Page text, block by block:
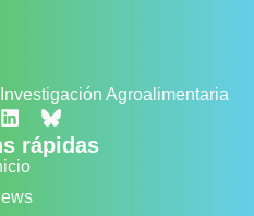
Agroalimentaria
rápidas